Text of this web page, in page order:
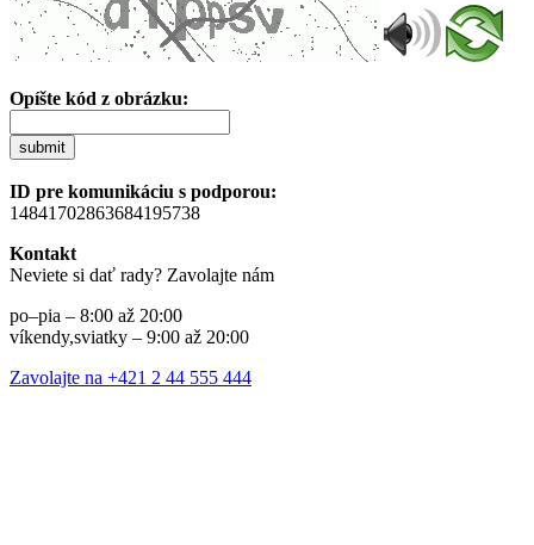
Opíšte kód z obrázku:
submit
ID pre komunikáciu s podporou:
14841702863684195738
Kontakt
Neviete si dať rady? Zavolajte nám
po–pia – 8:00 až 20:00
víkendy,sviatky – 9:00 až 20:00
Zavolajte na +421 2 44 555 444